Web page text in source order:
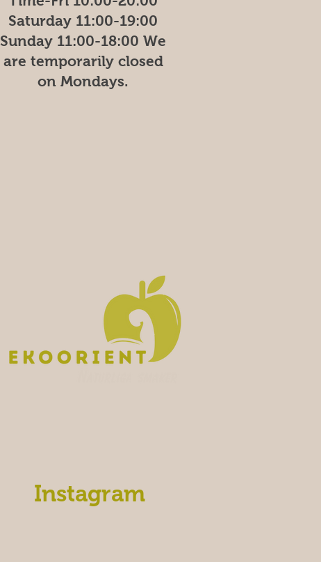
Saturday 11:00-19:00
Sunday 11:00-18:00 We
are temporarily closed
on Mondays.
Instagram